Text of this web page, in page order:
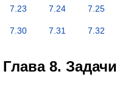
7.23 7.24 7.25
7.30 7.31 7.32
Глава 8. Задачи